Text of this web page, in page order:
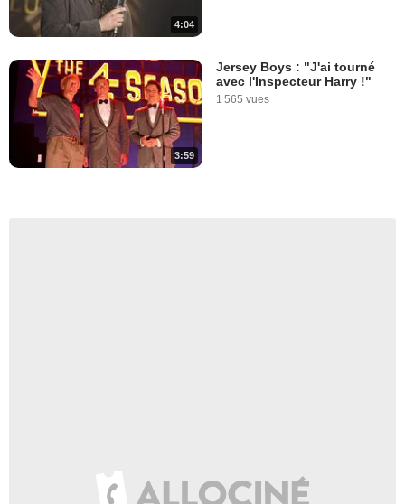
4:04
3:59
Jersey Boys : "J'ai tourné
avec l'Inspecteur Harry !"
1 565 vues